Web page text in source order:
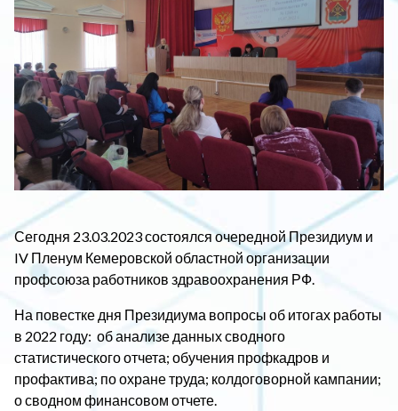
Сегодня 23.03.2023 состоялся очередной Президиум и
IV Пленум Кемеровской областной организации
профсоюза работников здравоохранения РФ.
На повестке дня Президиума вопросы об итогах работы
в 2022 году: об анализе данных сводного
статистического отчета; обучения профкадров и
профактива; по охране труда; колдоговорной кампании;
о сводном финансовом отчете.